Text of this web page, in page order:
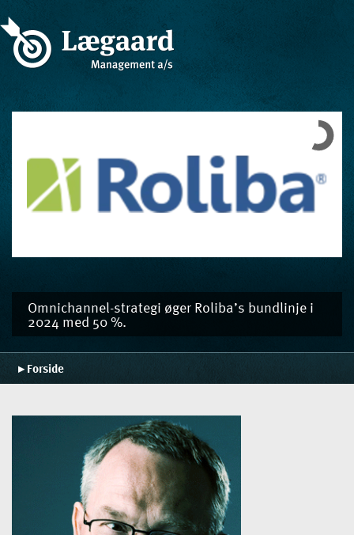
Omnichannel-strategi øger Roliba’s bundlinje i
2024 med 50 %.
Forside
Strategiskolen